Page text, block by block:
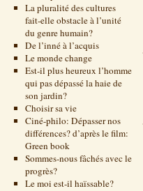
La pluralité des cultures
fait-elle obstacle à l’unité
du genre humain?
De l’inné à l’acquis
Le monde change
Est-il plus heureux l’homme
qui pas dépassé la haie de
son jardin?
Choisir sa vie
Ciné-philo: Dépasser nos
différences? d’après le film:
Green book
Sommes-nous fâchés avec le
progrès?
Le moi est-il haïssable?